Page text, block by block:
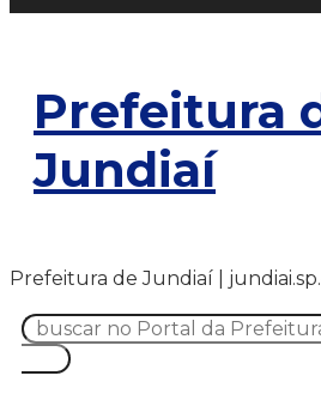
Prefeitura
Jundiaí
Prefeitura de Jundiaí |